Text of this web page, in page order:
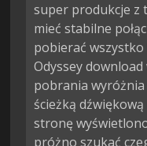
super produkcje z
mieć stabilne
pobierać wszystko
Odyssey
pobrania wyróżnia
ścieżką
stronę
próżno szukać